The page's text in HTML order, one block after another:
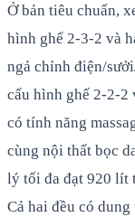
Ở bản tiêu chuẩn,
hình ghế 2-3-2 và
ngả chỉnh điện/
cấu hình ghế 2-2-2
có tính năng
cùng nội thất bọc
lý tối đa đạt 920 lít
Cả hai đều có